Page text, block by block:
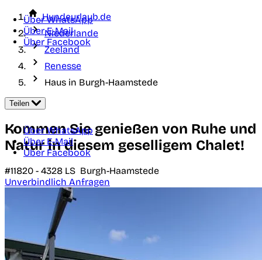
Über WhatsApp
Über E-Mail
Über Facebook
Hundeurlaub.de
Niederlande
Zeeland
Renesse
Haus in Burgh-Haamstede
Teilen
Über WhatsApp
Über E-Mail
Über Facebook
Kommen Sie genießen von Ruhe und
Natur in diesem geselligem Chalet!
#11820 - 4328 LS Burgh-Haamstede
Unverbindlich Anfragen